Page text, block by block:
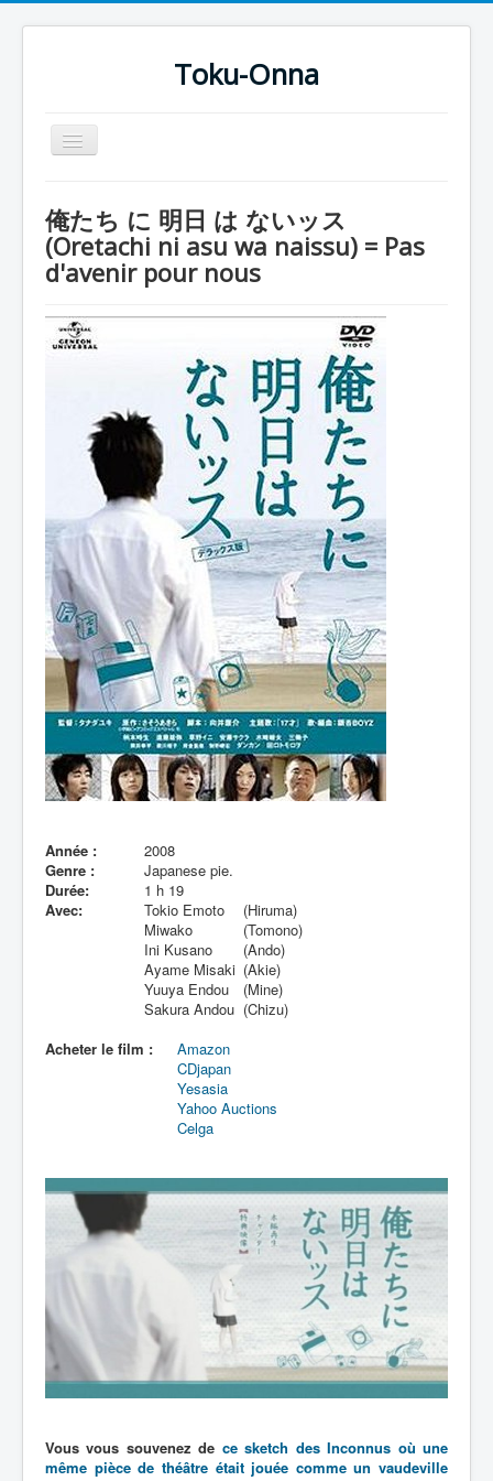
Toku-Onna
Basculer
la
Toku-Actrices
Toku-Critiques
Films
Dessins
Artiste Asperger
Lexique
俺たち に 明日 は ないッス
(Oretachi ni asu wa naissu) = Pas
d'avenir pour nous
Année :
2008
Genre :
Japanese pie.
Durée:
1 h 19
Avec:
Tokio Emoto
(Hiruma)
Miwako
(Tomono)
Ini Kusano
(Ando)
Ayame Misaki (Akie)
Yuuya Endou
(Mine)
Sakura Andou (Chizu)
Acheter le film :
Amazon
CDjapan
Yesasia
Yahoo Auctions
Celga
Vous vous souvenez de ce sketch des Inconnus où une
même pièce de théâtre était jouée comme un vaudeville